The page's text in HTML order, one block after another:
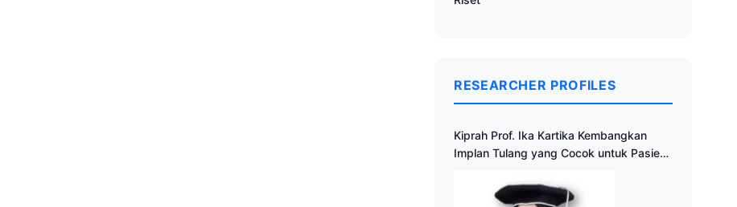
RESEARCHER PROFILES
Kiprah Prof. Ika Kartika Kembangkan
Implan Tulang yang Cocok untuk Pasien